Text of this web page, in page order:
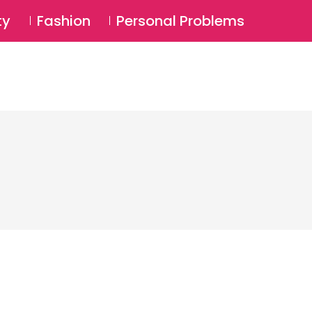
Login ⚲
Fashion Personal Problems